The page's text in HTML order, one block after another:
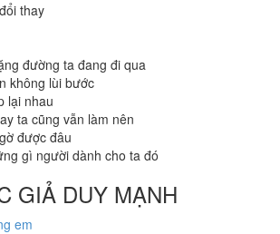
thay
đường ta đang đi qua
không lùi bước
lại nhau
ta cũng vẫn làm nên
được đâu
gì người dành cho ta đó
GIẢ DUY MẠNH
em